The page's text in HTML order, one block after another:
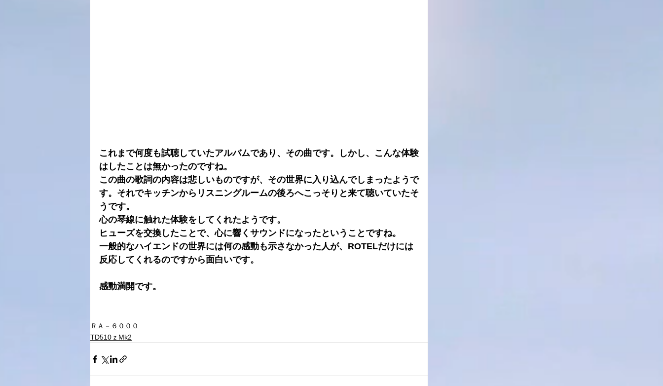
これまで何度も試聴していたアルバムであり、その曲です。しかし、こんな体験
はしたことは無かったのですね。
この曲の歌詞の内容は悲しいものですが、その世界に入り込んでしまったようで
す。それでキッチンからリスニングルームの後ろへこっそりと来て聴いていたそ
うです。
心の琴線に触れた体験をしてくれたようです。
ヒューズを交換したことで、心に響くサウンドになったということですね。
一般的なハイエンドの世界には何の感動も示さなかった人が、ROTELだけには
反応してくれるのですから面白いです。
感動満開です。
ＲＡ－６０００
TD510ｚMk2